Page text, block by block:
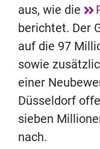
aus, wie die
berichtet. Der
auf die 97
sowie
einer
Düsseldorf
sieben
nach.